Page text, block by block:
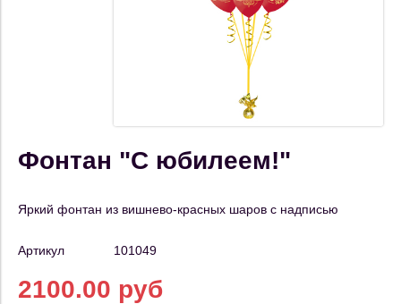
Фонтан "С юбилеем!"
Яркий фонтан из вишнево-красных шаров с надписью
Артикул 101049
2100.00 руб